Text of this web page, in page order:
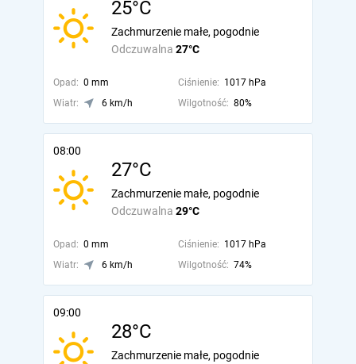
25°C
Odczuwalna 27°C
Zachmurzenie małe, pogodnie
Opad: 0 mm Ciśnienie: 1017 hPa
Wiatr:
6 km/h Wilgotność: 80%
08:00
27°C
Odczuwalna 29°C
Zachmurzenie małe, pogodnie
Opad: 0 mm Ciśnienie: 1017 hPa
Wiatr:
6 km/h Wilgotność: 74%
09:00
28°C
Zachmurzenie małe, pogodnie